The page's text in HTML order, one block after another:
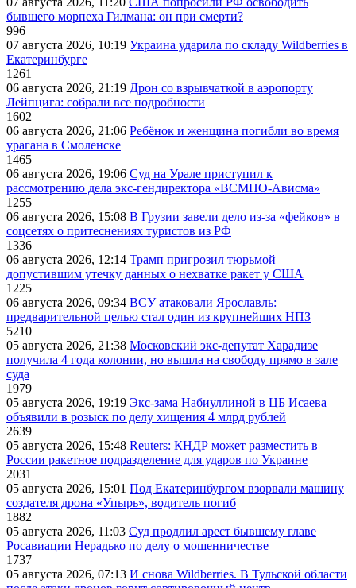
бывшего морпеха Гилмана: он при смерти?
996
07 августа 2026, 10:19 Украина ударила по складу Wildberries в
Екатеринбурге
1261
06 августа 2026, 21:19 Дрон со взрывчаткой в аэропорту
Лейпцига: собрали все подробности
1602
06 августа 2026, 21:06 Ребёнок и женщина погибли во время
урагана в Смоленске
1465
06 августа 2026, 19:06 Суд на Урале приступил к
рассмотрению дела экс-гендиректора «ВСМПО-Ависма»
1255
06 августа 2026, 15:08 В Грузии завели дело из-за «фейков» в
соцсетях о притеснениях туристов из РФ
1336
06 августа 2026, 12:14 Трамп пригрозил тюрьмой
допустившим утечку данных о нехватке ракет у США
1225
06 августа 2026, 09:34 ВСУ атаковали Ярославль:
предварительной целью стал один из крупнейших НПЗ
5210
05 августа 2026, 21:38 Московский экс-депутат Харадизе
получила 4 года колонии, но вышла на свободу прямо в зале
суда
1979
05 августа 2026, 19:19 Экс-зама Набиуллиной в ЦБ Исаева
объявили в розыск по делу хищения 4 млрд рублей
2639
05 августа 2026, 15:48 Reuters: КНДР может разместить в
России ракетное подразделение для ударов по Украине
2031
05 августа 2026, 15:01 Под Екатеринбургом взорвали машину
создателя дрона «Упырь», водитель погиб
1882
05 августа 2026, 11:03 Суд продлил арест бывшему главе
Росавиации Нерадько по делу о мошенничестве
1737
05 августа 2026, 07:13 И снова Wildberries. В Тульской области